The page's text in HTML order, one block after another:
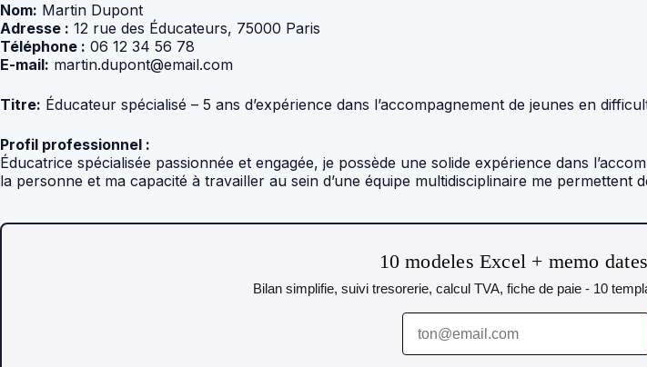
Nom: Martin Dupont
Adresse : 12 rue des Éducateurs, 75000 Paris
Téléphone : 06 12 34 56 78
E-mail: martin.dupont@email.com
Titre: Éducateur spécialisé – 5 ans d’expérience dans l’accompagnement de jeunes en
Profil professionnel :
Éducatrice spécialisée passionnée et engagée, je possède une solide expérience dans
la personne et ma capacité à travailler au sein d’une équipe multidisciplinaire me
10 modeles Excel + memo
Bilan simplifie, suivi tresorerie, calcul TVA, fiche de paie - 10